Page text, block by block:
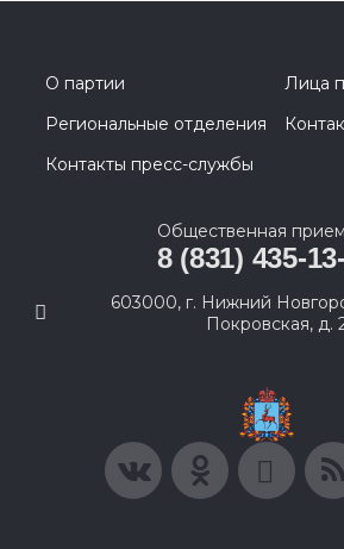
О партии
Лица
Региональные отделения
Контакты пресс-службы
Общественная
8 (831) 435-
603000, г. Нижний
Покровская, д.